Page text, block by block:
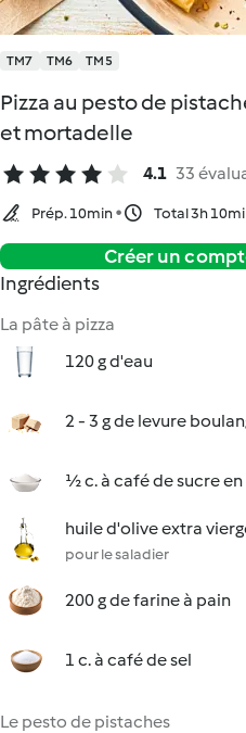
TM7 TM6 TM5
Pizza au pesto de
et mortadelle
4.1 33
Prép. 10min Total 3h
Créer un
Ingrédients
La pâte à pizza
120 g d'eau
2 - 3 g de levure
½ c. à café de sucre
huile d'olive extra
pour le saladier
200 g de farine à pain
1 c. à café de sel
Le pesto de pistaches